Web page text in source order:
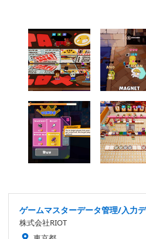
ゲームマスターデータ管理/入力
株式会社RIOT